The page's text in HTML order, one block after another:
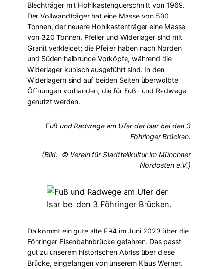
Blechträger mit Hohlkastenquerschnitt von 1969.
Der Vollwandträger hat eine Masse von 500
Tonnen, der neuere Hohlkastenträger eine Masse
von 320 Tonnen. Pfeiler und Widerlager sind mit
Granit verkleidet; die Pfeiler haben nach Norden
und Süden halbrunde Vorköpfe, während die
Widerlager kubisch ausgeführt sind. In den
Widerlagern sind auf beiden Seiten überwölbte
Öffnungen vorhanden, die für Fuß- und Radwege
genutzt werden.
Fuß und Radwege am Ufer der Isar bei den 3
Föhringer Brücken.
(Bild: © Verein für Stadtteilkultur im Münchner
Nordosten e.V.)
Da kommt ein gute alte E94 im Juni 2023 über die
Föhringer Eisenbahnbrücke gefahren. Das passt
gut zu unserem historischen Abriss über diese
Brücke, eingefangen von unserem Klaus Werner.